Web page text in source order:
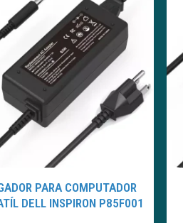
PARA COMPUTADOR
DELL INSPIRON P85F001